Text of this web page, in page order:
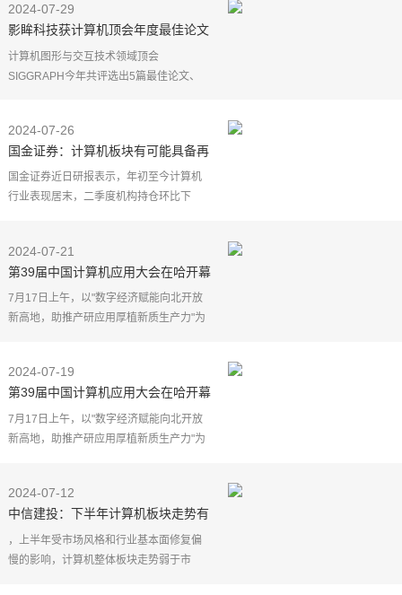
较前一交易日减
2024-07-29
影眸科技获计算机顶会年度最佳论文
两项提名
计算机图形与交互技术领域顶会
SIGGRAPH今年共评选出5篇最佳论文、
论文荣誉提名2项，是本场唯一获
2024-07-26
国金证券：计算机板块有可能具备再
次构筑双底，启动新一轮向上行情的
机会
国金证券近日研报表示，年初至今计算机
行业表现居末，二季度机构持仓环比下
比较大程度上体现了
2024-07-21
第39届中国计算机应用大会在哈开幕
7月17日上午，以"数字经济赋能向北开放
新高地，助推产研应用厚植新质生产力"为
行开幕式。本届会
2024-07-19
第39届中国计算机应用大会在哈开幕
7月17日上午，以"数字经济赋能向北开放
新高地，助推产研应用厚植新质生产力"为
行开幕式。本届会
2024-07-12
中信建投：下半年计算机板块走势有
望较上半年好转
，上半年受市场风格和行业基本面修复偏
慢的影响，计算机整体板块走势弱于市